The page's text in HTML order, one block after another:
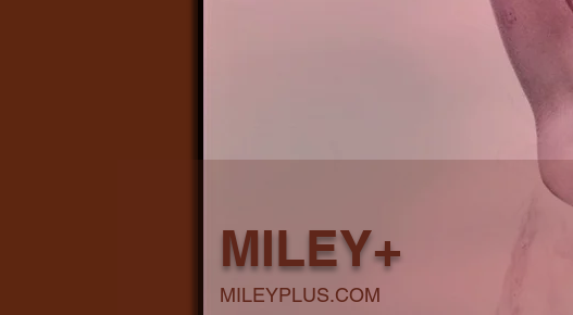
MILEY+
MILEYPLUS.COM